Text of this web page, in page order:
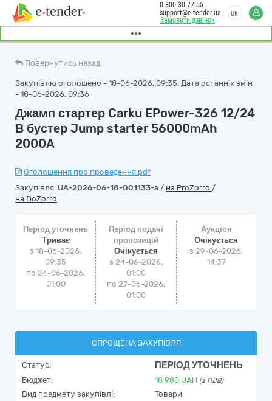
Замовити дзвінок
0 800 30 77 55
support@e-tender.ua
UK
Повернутись назад
Закупівлю оголошено - 18-06-2026, 09:35. Дата останніх змін
- 18-06-2026, 09:36
Джамп стартер Carku EPower-326 12/24
В бустер Jump starter 56000mAh
2000A
Оголошення про проведення.pdf
Закупівля: UA-2026-06-18-001133-a / на ProZorro /
на DoZorro
Період уточнень
Триває
з 18-06-2026,
09:35
по 24-06-2026,
01:00
Період подачі
пропозицій
Очікується
з 24-06-2026,
01:00
по 27-06-2026,
01:00
Аукціон
Очікується
з29-06-2026,
14:37
СПРОЩЕНА ЗАКУПІВЛЯ
Статус: ПЕРІОД УТОЧНЕНЬ
Бюджет: 18 980 UAH (з ПДВ)
Вид предмету закупівлі:
Товари